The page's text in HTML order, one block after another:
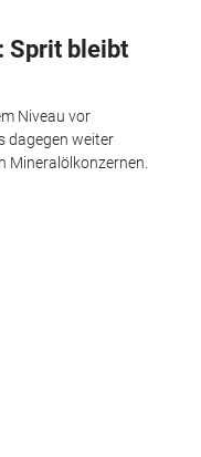
Sprit bleibt
Niveau vor
dagegen weiter
Mineralölkonzernen.